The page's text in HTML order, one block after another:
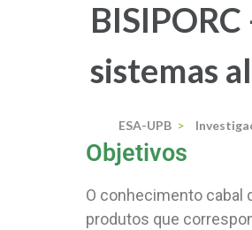
sistemas
ESA-UPB >
Objetivos
O conhecimento cabal
produtos que